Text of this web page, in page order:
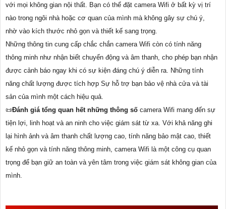
với mọi không gian nội thất. Bạn có thể đặt camera Wifi ở bất kỳ vị trí
nào trong ngôi nhà hoặc cơ quan của mình mà không gây sự chú ý,
nhờ vào kích thước nhỏ gọn và thiết kế sang trọng.
Những thông tin cung cấp chắc chắn camera Wifi còn có tính năng
thông minh như nhận biết chuyển động và âm thanh, cho phép bạn nhận
được cảnh báo ngay khi có sự kiện đáng chú ý diễn ra. Những tính
năng chất lượng được tích hợp Sự hỗ trợ bạn bảo vệ nhà cửa và tài
sản của mình một cách hiệu quả.
📜Đánh giá tổng quan hết những thông số camera Wifi mang đến sự
tiện lợi, linh hoạt và an ninh cho việc giám sát từ xa. Với khả năng ghi
lại hình ảnh và âm thanh chất lượng cao, tính năng bảo mật cao, thiết
kế nhỏ gọn và tính năng thông minh, camera Wifi là một công cụ quan
trọng để bạn giữ an toàn và yên tâm trong việc giám sát không gian của
mình.